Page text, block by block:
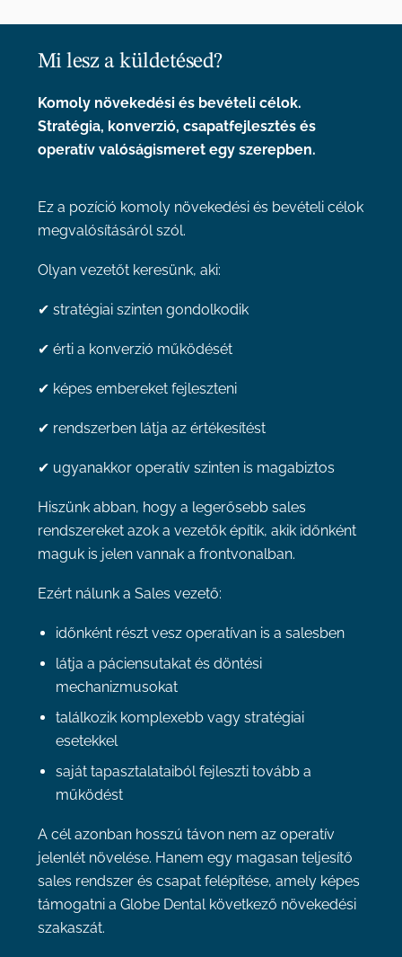
Mi lesz a küldetésed?
Komoly növekedési és bevételi célok.
Stratégia, konverzió, csapatfejlesztés és
operatív valóságismeret egy szerepben.
Ez a pozíció komoly növekedési és bevételi célok
megvalósításáról szól.
Olyan vezetőt keresünk, aki:
✔ stratégiai szinten gondolkodik
✔ érti a konverzió működését
✔ képes embereket fejleszteni
✔ rendszerben látja az értékesítést
✔ ugyanakkor operatív szinten is magabiztos
Hiszünk abban, hogy a legerősebb sales
rendszereket azok a vezetők építik, akik időnként
maguk is jelen vannak a frontvonalban.
Ezért nálunk a Sales vezető:
időnként részt vesz operatívan is a salesben
látja a páciensutakat és döntési
mechanizmusokat
találkozik komplexebb vagy stratégiai
esetekkel
saját tapasztalataiból fejleszti tovább a
működést
A cél azonban hosszú távon nem az operatív
jelenlét növelése. Hanem egy magasan teljesítő
sales rendszer és csapat felépítése, amely képes
támogatni a Globe Dental következő növekedési
szakaszát.